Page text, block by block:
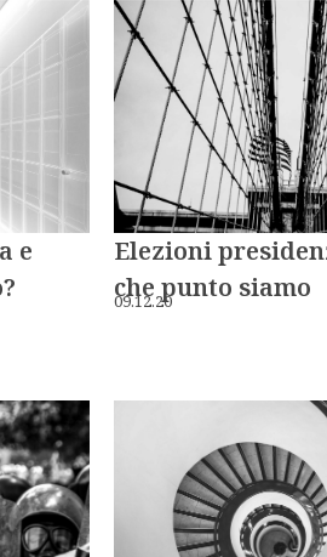
e
Elezioni
che punto siamo
09.12.20